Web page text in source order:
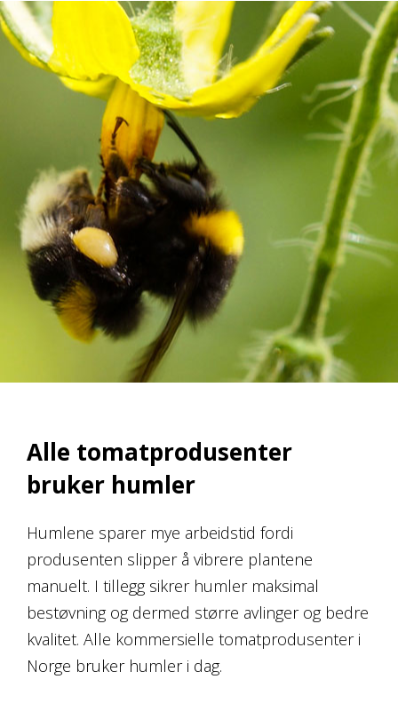
Alle tomatprodusenter
bruker humler
Humlene sparer mye arbeidstid fordi
produsenten slipper å vibrere plantene
manuelt. I tillegg sikrer humler maksimal
bestøvning og dermed større avlinger og bedre
kvalitet. Alle kommersielle tomatprodusenter i
Norge bruker humler i dag.